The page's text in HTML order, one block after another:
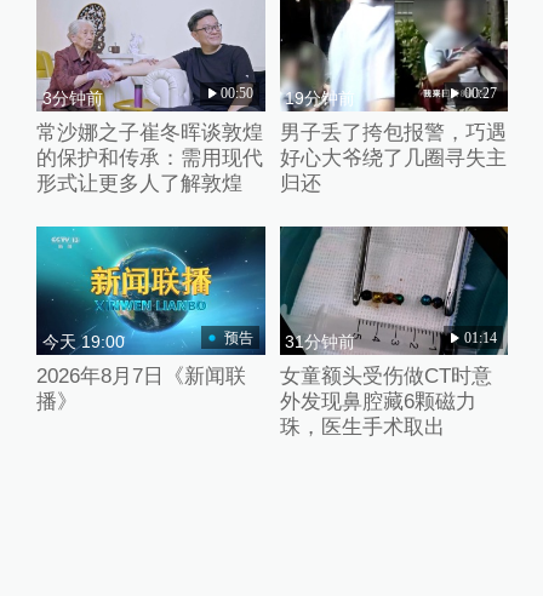
3分钟前 00:50
常沙娜之子崔冬晖谈敦煌
的保护和传承：需用现代
形式让更多人了解敦煌
19分钟前 00:27
男子丢了挎包报警，巧遇
好心大爷绕了几圈寻失主
归还
今天 19:00 预告
2026年8月7日《新闻联
播》
31分钟前 01:14
女童额头受伤做CT时意
外发现鼻腔藏6颗磁力
珠，医生手术取出